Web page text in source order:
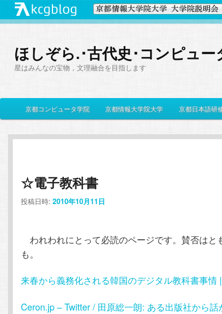
ほしぞら.･古代史･コンピュー
星はみんなの宝物，文理融合を目指します
イ
メ
イ
コ
ン
ン
ツ
へ
サ
ブ
ン
テ
ツ
へ
移
京都コンピュータ学院 京都情報大学院大学 京都日本語研
☆電子教科書
投稿日時:2010年10月11日
われわれにとって必読のページです。賛否はと
も。
来春から義務化される韓国のデジタル教科書事情
Ceron.jp – Twitter / 田原総一朗: ある出版社から